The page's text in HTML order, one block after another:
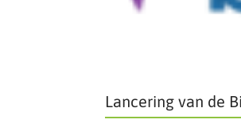
Lancering van de